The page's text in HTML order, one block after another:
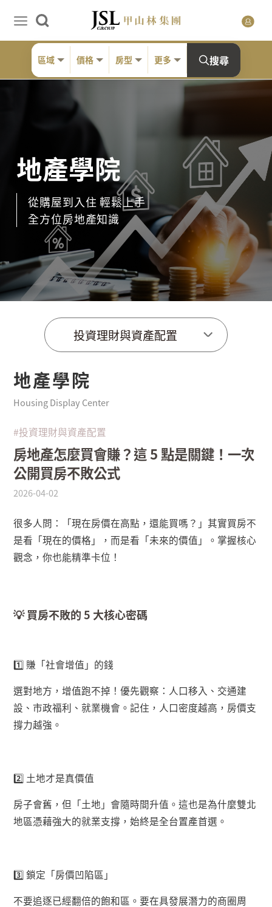
區域 價格 房型 更多 搜尋
地產學院
從購屋到入住 輕鬆上手
全方位房地產知識
投資理財與資產配置
地產學院
Housing Display Center
#投資理財與資產配置
房地產怎麼買會賺？這 5 點是關鍵！一次
公開買房不敗公式
2026-04-02
很多人問：「現在房價在高點，還能買嗎？」其實買房不
是看「現在的價格」，而是看「未來的價值」。掌握核心
觀念，你也能精準卡位！
💡 買房不敗的5 大核心密碼
1️ 賺「社會增值」的錢
選對地方，增值跑不掉！優先觀察：人口移入、交通建
設、市政福利、就業機會。記住，人口密度越高，房價支
撐力越強。
2️ 土地才是真價值
房子會舊，但「土地」會隨時間升值。這也是為什麼雙北
地區憑藉強大的就業支撐，始終是全台置產首選。
3️鎖定「房價凹陷區」
不要追逐已經翻倍的飽和區。要在具發展潛力的商圈周